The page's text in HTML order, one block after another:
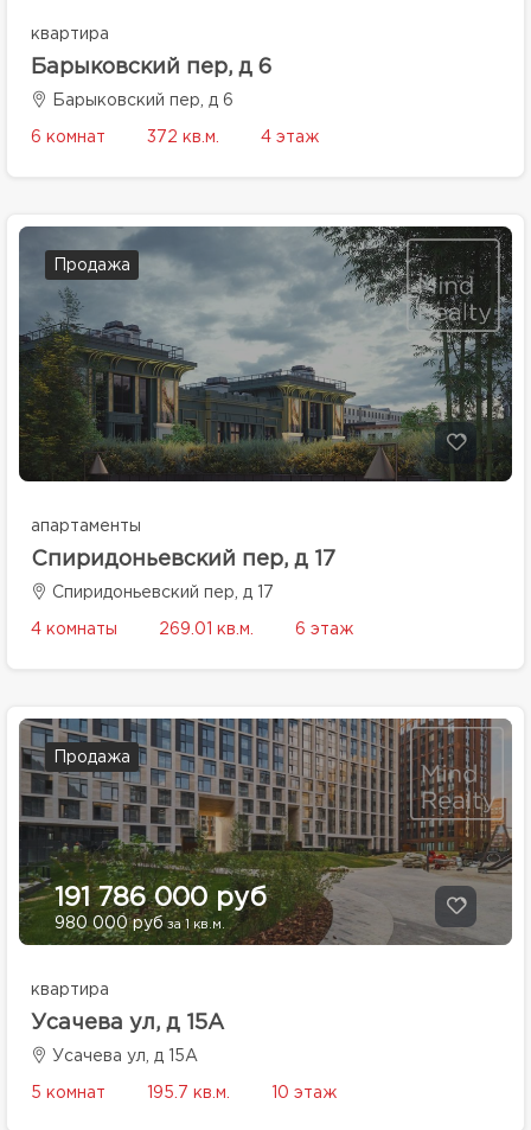
квартира
Барыковский пер, д 6
Барыковский пер, д 6
6 комнат 372 кв.м. 4 этаж
Продажа
апартаменты
Спиридоньевский пер, д 17
Спиридоньевский пер, д 17
4 комнаты 269.01 кв.м. 6 этаж
Продажа
191 786 000 руб
980 000 руб за 1 кв.м.
квартира
Усачева ул, д 15А
Усачева ул, д 15А
5 комнат 195.7 кв.м. 10 этаж